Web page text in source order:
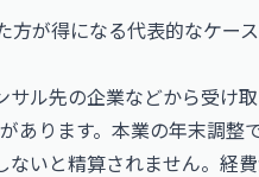
が得になる代表的なケース
サル先の企業などから受け
あります。本業の年末調整
いと精算されません。経